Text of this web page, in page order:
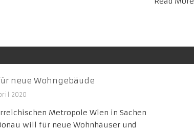
neue Wohngebäude
2020
Metropole Wien in Sachen
will für neue Wohnhäuser und